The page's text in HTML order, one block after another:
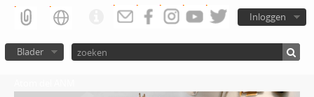
Inloggen
Blader